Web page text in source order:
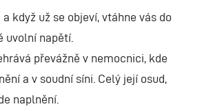
když už se objeví, vtáhne vás do
uvolní napětí.
převážně v nemocnici, kde
a v soudní síni. Celý její osud,
naplnění.